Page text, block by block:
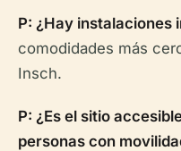
P: ¿Hay instalaciones
comodidades más
Insch.
P: ¿Es el sitio
personas con